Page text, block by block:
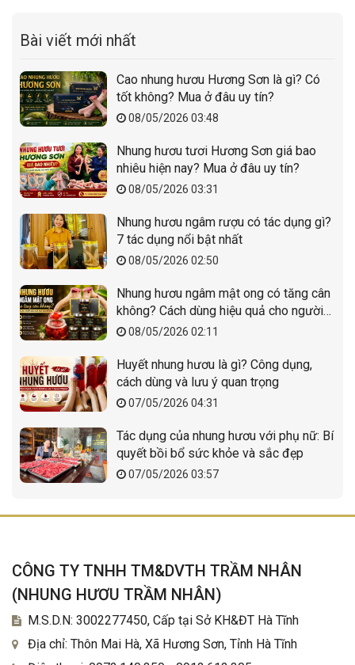
Bài viết mới nhất
Cao nhung hươu Hương Sơn là gì? Có
tốt không? Mua ở đâu uy tín?
08/05/2026 03:48
Nhung hươu tươi Hương Sơn giá bao
nhiêu hiện nay? Mua ở đâu uy tín?
08/05/2026 03:31
Nhung hươu ngâm rượu có tác dụng gì?
7 tác dụng nổi bật nhất
08/05/2026 02:50
Nhung hươu ngâm mật ong có tăng cân
không? Cách dùng hiệu quả cho người
gầy08/05/2026 02:11
Huyết nhung hươu là gì? Công dụng,
cách dùng và lưu ý quan trọng
07/05/2026 04:31
Tác dụng của nhung hươu với phụ nữ: Bí
quyết bồi bổ sức khỏe và sắc đẹp
07/05/2026 03:57
CÔNG TY TNHH TM&DVTH TRẦM NHÂN
(NHUNG HƯƠU TRẦM NHÂN)
M.S.D.N: 3002277450, Cấp tại Sở KH&ĐT Hà Tĩnh
Địa chỉ: Thôn Mai Hà, Xã Hương Sơn, Tỉnh Hà Tĩnh